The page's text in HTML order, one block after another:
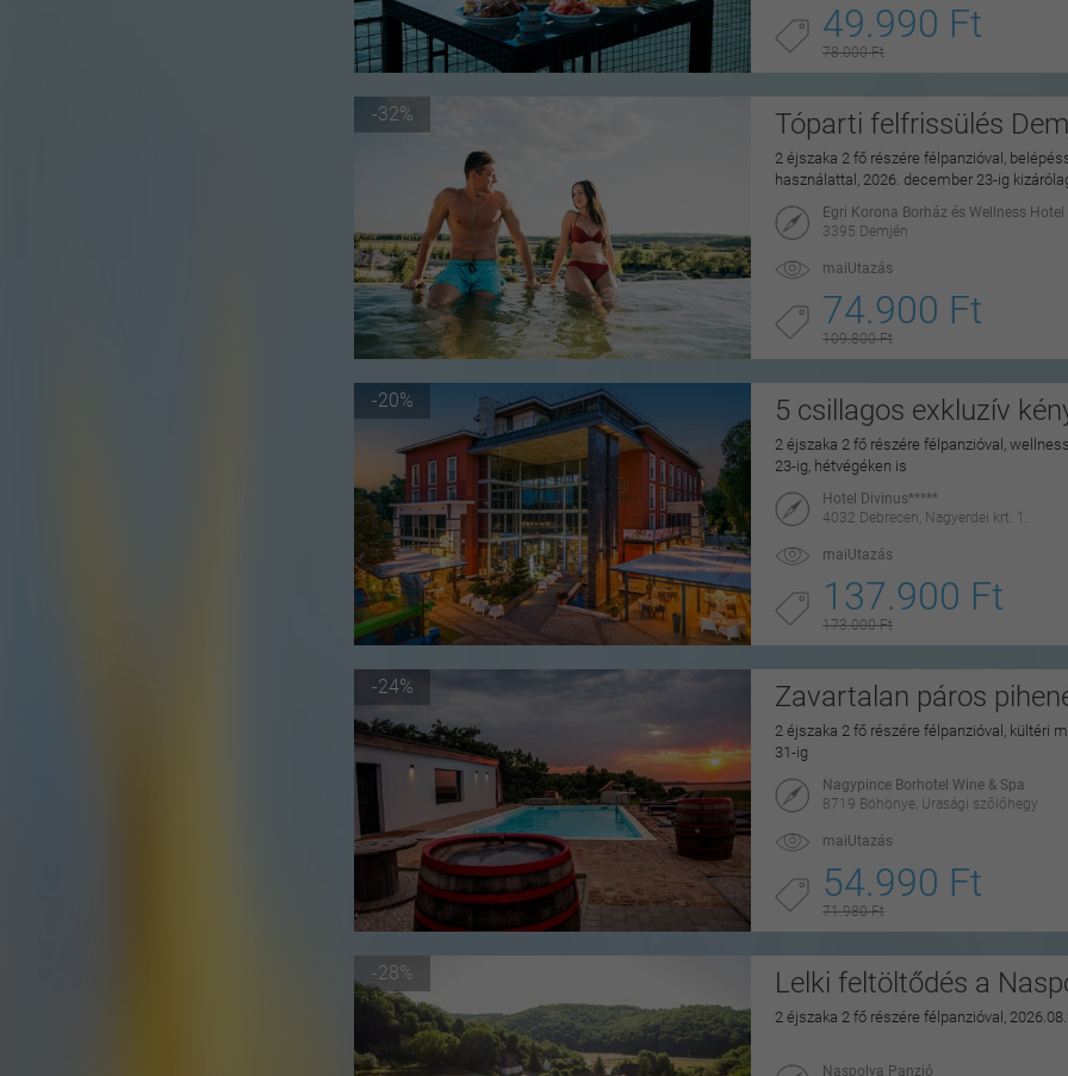
49.990 Ft
78.000 Ft
-32% Tóparti felfrissülés
2 éjszaka 2 fő részére félpanzióval,
használattal, 2026. december 23-ig
Egri Korona Borház és Wellness Hotel
3395 Demjén
maiUtazás
74.900 Ft
109.800 Ft
-20% 5 csillagos exkluzív
2 éjszaka 2 fő részére félpanzióval,
23-ig, hétvégéken is
Hotel Divinus*****
4032 Debrecen, Nagyerdei krt. 1.
maiUtazás
137.900 Ft
173.000 Ft
-24% Zavartalan páros
2 éjszaka 2 fő részére félpanzióval, kültéri
31-ig
Nagypince Borhotel Wine & Spa
8719 Böhönye, Urasági szőlőhegy
maiUtazás
54.990 Ft
71.980 Ft
-28% Lelki feltöltődés a
2 éjszaka 2 fő részére félpanzióval,
Naspolya Panzió